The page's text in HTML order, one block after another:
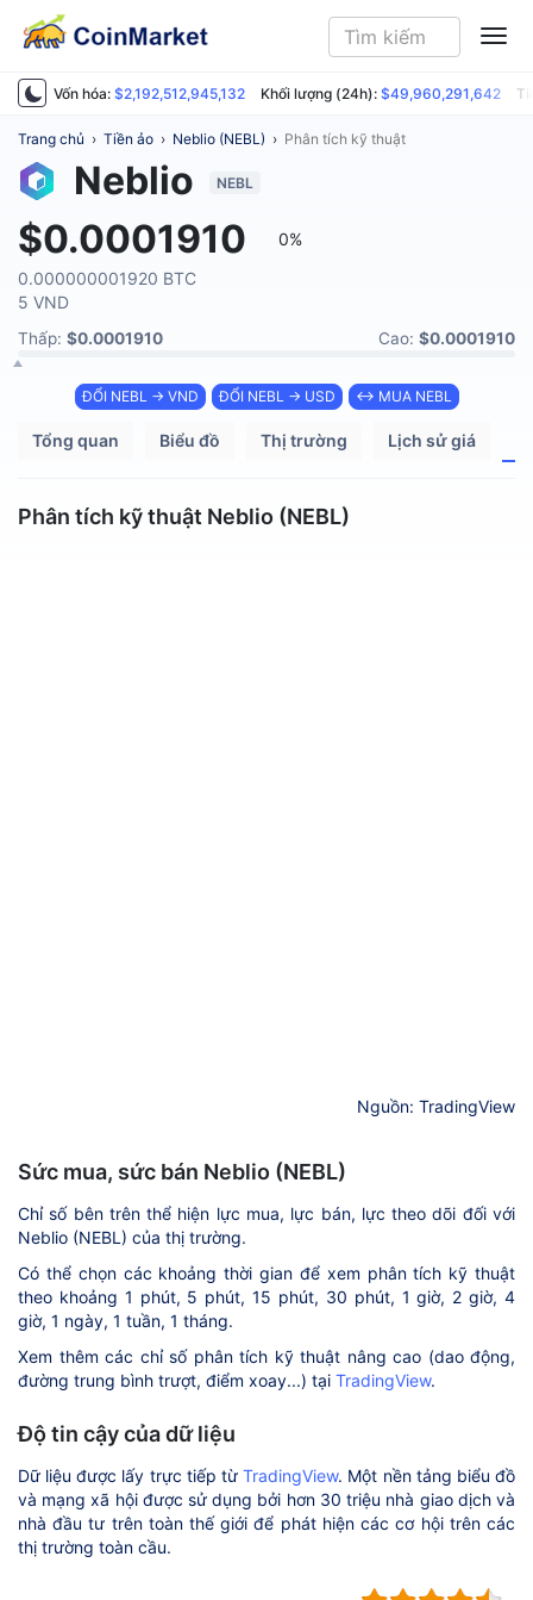
Vốn hóa: $2,192,512,945,132 Khối lượng (24h): $49,960,291,642
Trang chủ › Tiền ảo › Neblio (NEBL) › Phân tích kỹ thuật
Neblio NEBL
$0.0001910
0%
0.000000001920 BTC
5 VND
Thấp: $0.0001910 Cao: $0.0001910
ĐỔI NEBL → VND ĐỔI NEBL → USD ↔ MUA NEBL
Tổng quan Biểu đồ Thị trường Lịch sử giá
Phân tích kỹ thuật Neblio (NEBL)
Nguồn: TradingView
Sức mua, sức bán Neblio (NEBL)
Chỉ số bên trên thể hiện lực mua, lực bán, lực theo dõi đối với
Neblio (NEBL) của thị trường.
Có thể chọn các khoảng thời gian để xem phân tích kỹ thuật
theo khoảng 1 phút, 5 phút, 15 phút, 30 phút, 1 giờ, 2 giờ, 4
giờ, 1 ngày, 1 tuần, 1 tháng.
Xem thêm các chỉ số phân tích kỹ thuật nâng cao (dao động,
đường trung bình trượt, điểm xoay...) tại TradingView.
Độ tin cậy của dữ liệu
Dữ liệu được lấy trực tiếp từTradingView. Một nền tảng biểu đồ
và mạng xã hội được sử dụng bởi hơn 30 triệu nhà giao dịch và
nhà đầu tư trên toàn thế giới để phát hiện các cơ hội trên các
thị trường toàn cầu.